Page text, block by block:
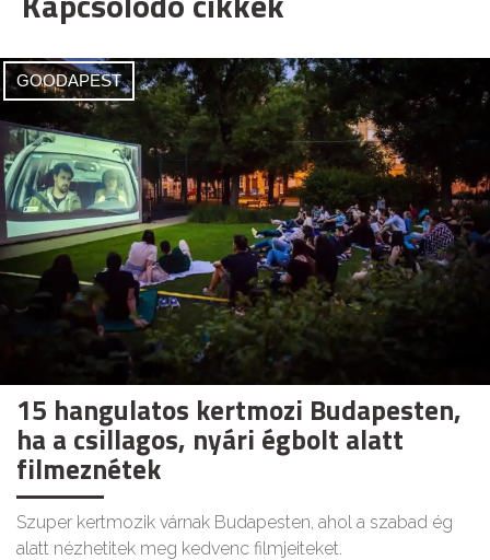
GOODAPEST
15 hangulatos kertmozi Budapesten,
ha a csillagos, nyári égbolt alatt
filmeznétek
Szuper kertmozik várnak Budapesten, ahol a szabad ég
alatt nézhetitek meg kedvenc filmjeiteket.